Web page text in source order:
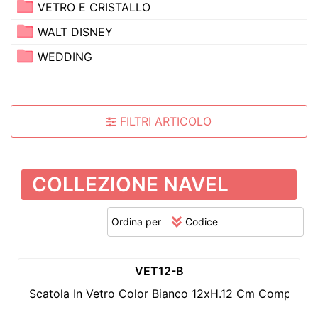
VETRO E CRISTALLO
WALT DISNEY
WEDDING
FILTRI ARTICOLO
COLLEZIONE NAVEL
Ordina per
VET12-B
Scatola In Vetro Color Bianco 12xH.12 Cm Completo